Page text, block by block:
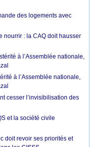
des logements avec
nourrir : la CAQ doit hausser
à l’Assemblée nationale,
à l’Assemblée nationale,
cesser l’invisibilisation des
et la société civile
doit revoir ses priorités et